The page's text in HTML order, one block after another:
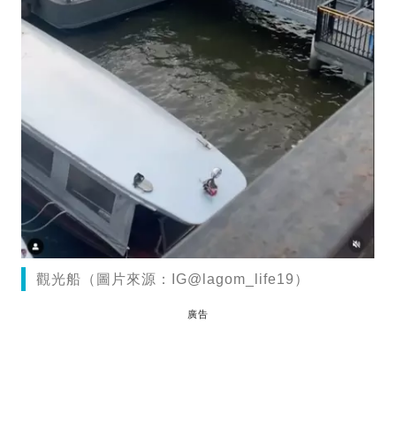
觀光船（圖片來源：IG@lagom_life19）
廣告